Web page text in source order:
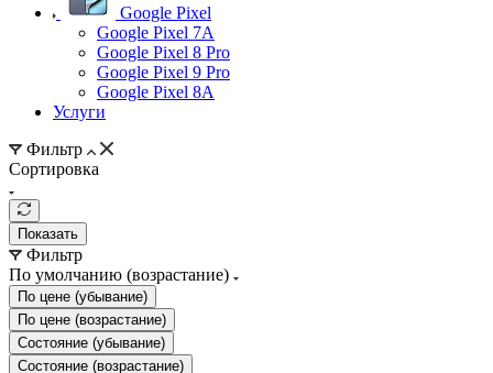
Google Pixel
Google Pixel 7А
Google Pixel 8 Pro
Google Pixel 9 Pro
Google Pixel 8A
Услуги
Фильтр
Сортировка
Показать
Фильтр
По умолчанию (возрастание)
По цене (убывание)
По цене (возрастание)
Состояние (убывание)
Состояние (возрастание)